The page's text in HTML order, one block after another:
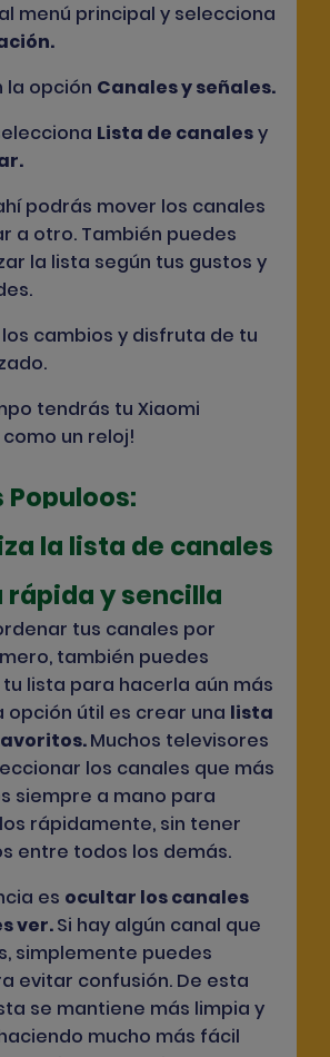
menú principal y selecciona
.
la opción Canales y señales.
Lista de canalesy
.
podrás mover los canales
a otro. También puedes
la lista según tus gustos y
los cambios y disfruta de tu
tendrás tu Xiaomi
un reloj!
Populoos:
la lista de canales
y sencilla
tus canales por
también puedes
lista para hacerla aún más
opción útil es crear una lista
.Muchos televisores
los canales que más
siempre a mano para
rápidamente, sin tener
entre todos los demás.
es ocultar los canales
ver.Si hay algún canal que
simplemente puedes
evitar confusión. De esta
se mantiene más limpia y
mucho más fácil